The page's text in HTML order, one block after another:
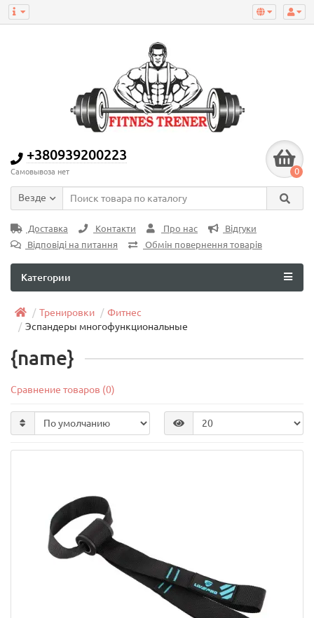
+380939200223
Самовывоза нет 0
Везде
Доставка Контакти Про нас
Відгуки
Відповіді на питання
Обмін повернення товарів
Категории
Тренировки
Фитнес
Эспандеры многофункциональные
{name}
Сравнение товаров (0)